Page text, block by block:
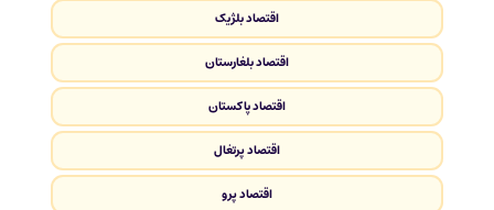
اقتصاد بلژیک
اقتصاد بلغارستان
اقتصاد پاکستان
اقتصاد پرتغال
اقتصاد پرو